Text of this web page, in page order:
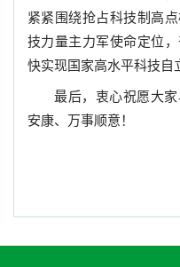
紧紧围绕抢占科技制高
技力量主力军使命定位
快实现国家高水平科技自
最后，衷心祝愿大
安康、万事顺意！